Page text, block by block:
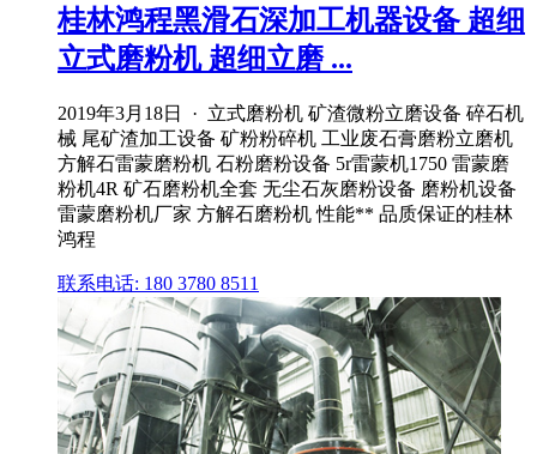
桂林鸿程黑滑石深加工机器设备 超细
立式磨粉机 超细立磨 ...
2019年3月18日 · 立式磨粉机 矿渣微粉立磨设备 碎石机
械 尾矿渣加工设备 矿粉粉碎机 工业废石膏磨粉立磨机
方解石雷蒙磨粉机 石粉磨粉设备 5r雷蒙机1750 雷蒙磨
粉机4R 矿石磨粉机全套 无尘石灰磨粉设备 磨粉机设备
雷蒙磨粉机厂家 方解石磨粉机 性能** 品质保证的桂林
鸿程
联系电话: 180 3780 8511